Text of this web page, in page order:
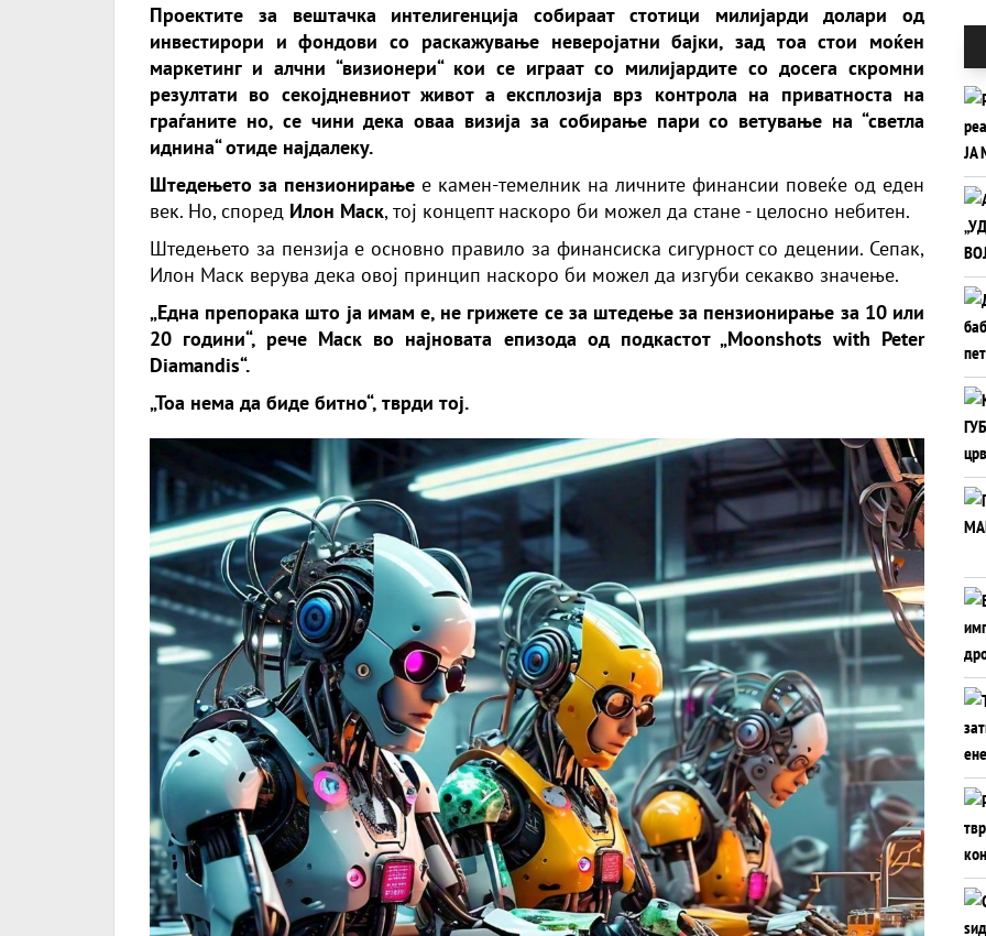
Проектите за вештачка интелигенција собираат стотици милијарди долари од
инвестирори и фондови со раскажување неверојатни бајки, зад тоа стои моќен
маркетинг и алчни “визионери“ кои се играат со милијардите со досега скромни
резултати во секојдневниот живот а експлозија врз контрола на приватноста на
граѓаните но, се чини дека оваа визија за собирање пари со ветување на “светла
иднина“ отиде најдалеку.
Штедењето за пензионирање е камен-темелник на личните финансии повеќе од еден
век. Но, според Илон Маск, тој концепт наскоро би можел да стане - целосно небитен.
Штедењето за пензија е основно правило за финансиска сигурност со децении. Сепак,
Илон Маск верува дека овој принцип наскоро би можел да изгуби секакво значење.
„Една препорака што ја имам е, не грижете се за штедење за пензионирање за 10 или
20 години“, рече Маск во најновата епизода од подкастот „Moonshots with Peter
Diamandis“.
„Тоа нема да биде битно“, тврди тој.